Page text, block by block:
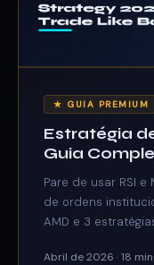
★ GUIA PREMIUM
Estratégia
Guia
Pare de usar RSI e
de ordens
AMD e 3
Abril de 2026 · 18